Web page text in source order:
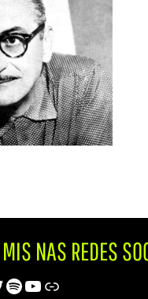
NAS REDES
Spotify
Youtube
Trip Advisor